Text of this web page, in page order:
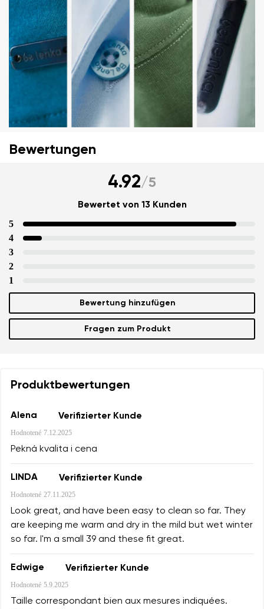
Land ändern
Lieferland auswählen
Bestätigen
Ihr Vor- und Nachname
Ich bin mit der Verarbeitung der eingegebenen
personenbezogenen Daten im Sinne vondieser
Bewertungen
4.92/5
Bewertet von 13 Kunden
5
4
3
2
1
Bewertung hinzufügen
Fragen zum Produkt
Produktbewertungen
Alena Verifizierter Kunde
Hodnotené 7.12.2025
Pekná kvalita i cena
LINDA Verifizierter Kunde
Hodnotené 27.11.2025
Look great, and have been easy to clean so far. They
are keeping me warm and dry in the mild but wet winter
so far. I'm a small 39 and these fit great.
Edwige Verifizierter Kunde
Hodnotené 5.9.2025
Taille correspondant bien aux mesures indiquées.
Dein Name Variante
Textbewertung
einverstanden.